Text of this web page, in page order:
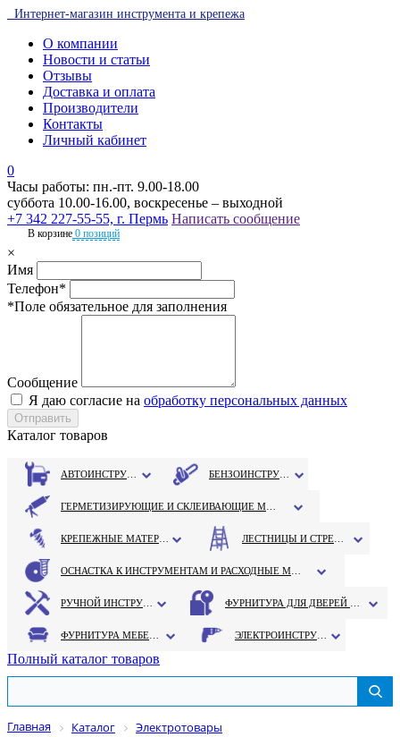
Интернет-магазин инструмента и крепежа
О компании
Новости и статьи
Отзывы
Доставка и оплата
Производители
Контакты
Личный кабинет
0
Часы работы: пн.-пт. 9.00-18.00
суббота 10.00-16.00, воскресенье – выходной
+7 342 227-55-55, г. Пермь Написать сообщение
В корзине 0 позиций
×
Имя
Телефон*
*Поле обязательное для заполнения
Сообщение
Я даю согласие на обработку персональных данных
Каталог товаров
Полный каталог товаров
Главная Каталог
Электротовары